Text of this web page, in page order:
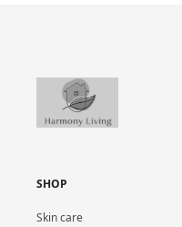
SHOP
Skin care